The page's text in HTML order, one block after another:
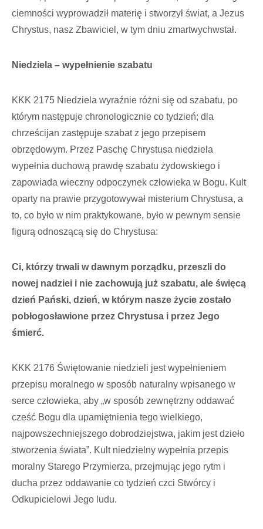
ciemności wyprowadził materię i stworzył świat, a Jezus
Chrystus, nasz Zbawiciel, w tym dniu zmartwychwstał.
Niedziela – wypełnienie szabatu
KKK 2175 Niedziela wyraźnie różni się od szabatu, po
którym następuje chronologicznie co tydzień; dla
chrześcijan zastępuje szabat z jego przepisem
obrzędowym. Przez Paschę Chrystusa niedziela
wypełnia duchową prawdę szabatu żydowskiego i
zapowiada wieczny odpoczynek człowieka w Bogu. Kult
oparty na prawie przygotowywał misterium Chrystusa, a
to, co było w nim praktykowane, było w pewnym sensie
figurą odnoszącą się do Chrystusa:
Ci, którzy trwali w dawnym porządku, przeszli do
nowej nadziei i nie zachowują już szabatu, ale święcą
dzień Pański, dzień, w którym nasze życie zostało
pobłogosławione przez Chrystusa i przez Jego
śmierć.
KKK 2176 Świętowanie niedzieli jest wypełnieniem
przepisu moralnego w sposób naturalny wpisanego w
serce człowieka, aby „w sposób zewnętrzny oddawać
cześć Bogu dla upamiętnienia tego wielkiego,
najpowszechniejszego dobrodziejstwa, jakim jest dzieło
stworzenia świata”. Kult niedzielny wypełnia przepis
moralny Starego Przymierza, przejmując jego rytm i
ducha przez oddawanie co tydzień czci Stwórcy i
Odkupicielowi Jego ludu.